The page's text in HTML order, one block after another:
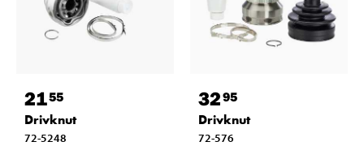
2155
Drivknut
72-5248
3295
Drivknut
72-576